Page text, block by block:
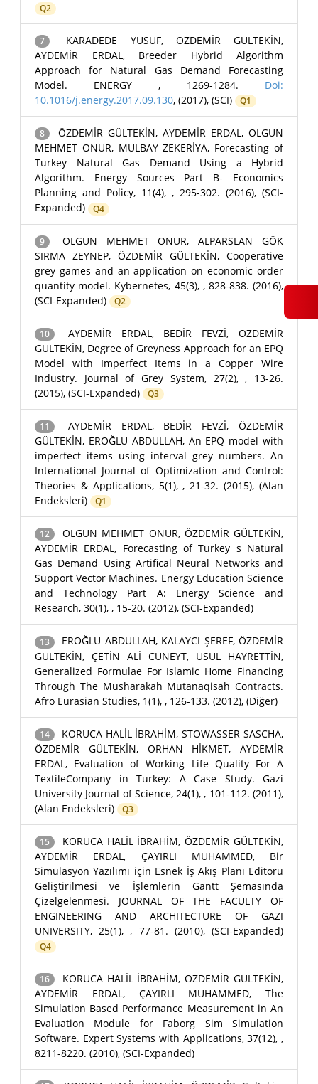
Q2
7
KARADEDE YUSUF, ÖZDEMİR GÜLTEKİN,
AYDEMİR ERDAL, Breeder Hybrid Algorithm
Approach for Natural Gas Demand Forecasting
Model. ENERGY , 1269-1284. Doi:
10.1016/j.energy.2017.09.130, (2017), (SCI) Q1
8
ÖZDEMİR GÜLTEKİN, AYDEMİR ERDAL, OLGUN
MEHMET ONUR, MULBAY ZEKERİYA, Forecasting of
Turkey Natural Gas Demand Using a Hybrid
Algorithm. Energy Sources Part B- Economics
Planning and Policy, 11(4), , 295-302. (2016), (SCI-
Expanded)
Q4
9
OLGUN MEHMET ONUR, ALPARSLAN GÖK
SIRMA ZEYNEP, ÖZDEMİR GÜLTEKİN, Cooperative
grey games and an application on economic order
quantity model. Kybernetes, 45(3), , 828-838. (2016),
(SCI-Expanded)
Q2
10
AYDEMİR ERDAL, BEDİR FEVZİ, ÖZDEMİR
GÜLTEKİN, Degree of Greyness Approach for an EPQ
Model with Imperfect Items in a Copper Wire
Industry. Journal of Grey System, 27(2), , 13-26.
(2015), (SCI-Expanded)
Q3
11
AYDEMİR ERDAL, BEDİR FEVZİ, ÖZDEMİR
GÜLTEKİN, EROĞLU ABDULLAH, An EPQ model with
imperfect items using interval grey numbers. An
International Journal of Optimization and Control:
Theories & Applications, 5(1), , 21-32. (2015), (Alan
Endeksleri)
Q1
12
OLGUN MEHMET ONUR, ÖZDEMİR GÜLTEKİN,
AYDEMİR ERDAL, Forecasting of Turkey s Natural
Gas Demand Using Artifical Neural Networks and
Support Vector Machines. Energy Education Science
and Technology Part A: Energy Science and
Research, 30(1), , 15-20. (2012), (SCI-Expanded)
13
EROĞLU ABDULLAH, KALAYCI ŞEREF, ÖZDEMİR
GÜLTEKİN, ÇETİN ALİ CÜNEYT, USUL HAYRETTİN,
Generalized Formulae For Islamic Home Financing
Through The Musharakah Mutanaqisah Contracts.
Afro Eurasian Studies, 1(1), , 126-133. (2012), (Diğer)
14
KORUCA HALİL İBRAHİM, STOWASSER SASCHA,
ÖZDEMİR GÜLTEKİN, ORHAN HİKMET, AYDEMİR
ERDAL, Evaluation of Working Life Quality For A
TextileCompany in Turkey: A Case Study. Gazi
University Journal of Science, 24(1), , 101-112. (2011),
(Alan Endeksleri)
Q3
15
KORUCA HALİL İBRAHİM, ÖZDEMİR GÜLTEKİN,
AYDEMİR ERDAL, ÇAYIRLI MUHAMMED, Bir
Simülasyon Yazılımı için Esnek İş Akış Planı Editörü
Geliştirilmesi ve İşlemlerin Gantt Şemasında
Çizelgelenmesi. JOURNAL OF THE FACULTY OF
ENGINEERING AND ARCHITECTURE OF GAZI
UNIVERSITY, 25(1), , 77-81. (2010), (SCI-Expanded)
Q4
16
KORUCA HALİL İBRAHİM, ÖZDEMİR GÜLTEKİN,
AYDEMİR ERDAL, ÇAYIRLI MUHAMMED, The
Simulation Based Performance Measurement in An
Evaluation Module for Faborg Sim Simulation
Software. Expert Systems with Applications, 37(12), ,
8211-8220. (2010), (SCI-Expanded)